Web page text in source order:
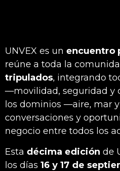
UNVEX es un encuentro
reúne a toda la
tripulados, integrando
—movilidad, seguridad y
los dominios —aire, mar
conversaciones y
negocio entre todos los
Esta décima edición de
los días 16 y 17 de